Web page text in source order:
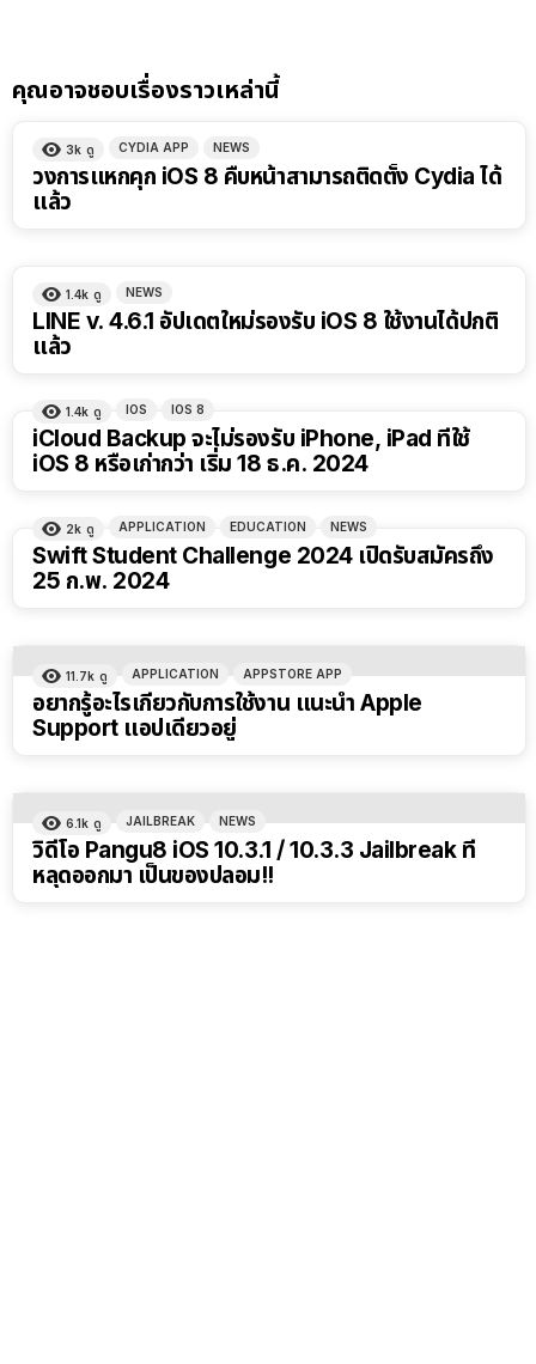
คุณอาจชอบเรื่องราวเหล่านี้
3k ดู CYDIA APP NEWS
วงการแหกคุก iOS 8 คืบหน้าสามารถติดตั้ง Cydia ได้
แล้ว
1.4k ดู NEWS
LINE v. 4.6.1 อัปเดตใหม่รองรับ iOS 8 ใช้งานได้ปกติ
แล้ว
1.4k ดู IOS IOS 8
iCloud Backup จะไม่รองรับ iPhone, iPad ที่ใช้
iOS 8 หรือเก่ากว่า เริ่ม 18 ธ.ค. 2024
2k ดู APPLICATION EDUCATION NEWS
Swift Student Challenge 2024 เปิดรับสมัครถึง
25 ก.พ. 2024
11.7k ดู APPLICATION APPSTORE APP
อยากรู้อะไรเกี่ยวกับการใช้งาน แนะนำ Apple
Support แอปเดียวอยู่
6.1k ดู JAILBREAK NEWS
วิดีโอ Pangu8 iOS 10.3.1 / 10.3.3 Jailbreak ที่
หลุดออกมา เป็นของปลอม!!